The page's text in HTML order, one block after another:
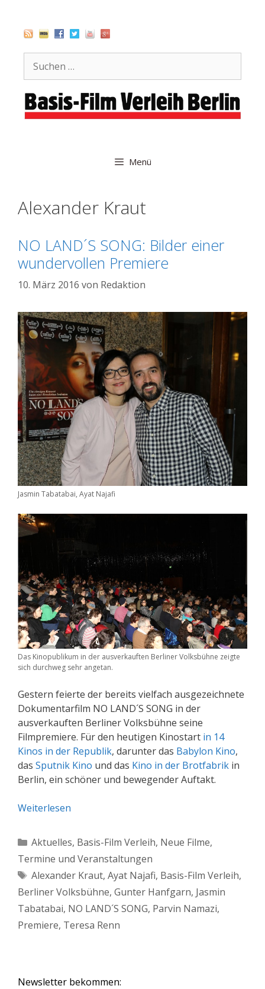
springen
nach:
Menü
Alexander Kraut
NO LAND´S SONG: Bilder einer
wundervollen Premiere
10. März 2016 von Redaktion
Jasmin Tabatabai, Ayat Najafi
Das Kinopublikum in der ausverkauften Berliner Volksbühne zeigte
sich durchweg sehr angetan.
Gestern feierte der bereits vielfach ausgezeichnete
Dokumentarfilm NO LAND´S SONG in der
ausverkauften Berliner Volksbühne seine
Filmpremiere. Für den heutigen Kinostart in 14
Kinos in der Republik, darunter das Babylon Kino,
das Sputnik Kino und das Kino in der Brotfabrik in
Berlin, ein schöner und bewegender Auftakt.
Weiterlesen
Kategorien
Aktuelles, Basis-Film Verleih, Neue Filme,
Termine und Veranstaltungen
Schlagwörter
Alexander Kraut, Ayat Najafi, Basis-Film Verleih,
Berliner Volksbühne, Gunter Hanfgarn, Jasmin
Tabatabai, NO LAND´S SONG, Parvin Namazi,
Premiere, Teresa Renn
Newsletter bekommen: